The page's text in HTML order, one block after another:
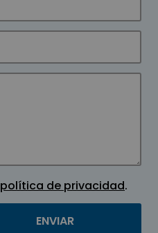
política de privacidad.